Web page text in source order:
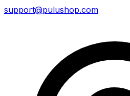
support@pulushop.com